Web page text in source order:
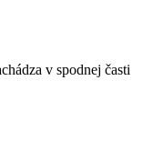
v spodnej časti